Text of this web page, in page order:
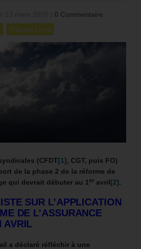
0 Commentaire
Tribune Libre
(CFDT[1], CGT, puis FO)
de la phase 2 de la réforme de
qui devrait débuter au 1 er avril[2].
SUR L’APPLICATION
DE L’ASSURANCE
AVRIL
a déclaré réfléchir à une